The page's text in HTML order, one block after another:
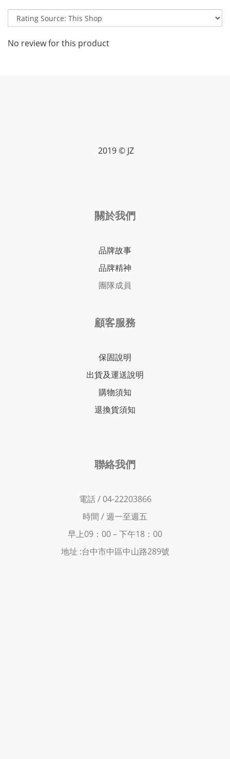
No review for this product
2019 © JZ
關於我們
品牌故事
品牌精神
團隊成員
顧客服務
保固說明
出貨及運送說明
購物須知
退換貨須知
聯絡我們
電話 / 04-22203866
時間 /週一至週五
早上09：00－下午18：00
地址 :台中市中區中山路289號